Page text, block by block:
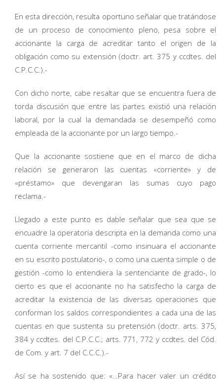
En esta dirección, resulta oportuno señalar que tratándose
de un proceso de conocimiento pleno, pesa sobre el
accionante la carga de acreditar tanto el origen de la
obligación como su extensión (doctr. art. 375 y ccdtes. del
C.P.C.C.).-
Con dicho norte, cabe resaltar que se encuentra fuera de
torda discusión que entre las partes existió una relación
laboral, por la cual la demandada se desempeñó como
empleada de la accionante por un largo tiempo.-
Que la accionante sostiene que en el marco de dicha
relación se generaron las cuentas «corriente» y de
«préstamo» que devengaran las sumas cuyo pago
reclama.-
Llegado a este punto es dable señalar que sea que se
encuadre la operatoria descripta en la demanda como una
cuenta corriente mercantil -como insinuara el accionante
en su escrito postulatorio-, o como una cuenta simple o de
gestión -como lo entendiera la sentenciante de grado-, lo
cierto es que el accionante no ha satisfecho la carga de
acreditar la existencia de las diversas operaciones que
conforman los saldos correspondientes a cada una de las
cuentas en que sustenta su pretensión (doctr. arts. 375,
384 y ccdtes. del C.P.C.C.; arts. 771, 772 y ccdtes. del Cód.
de Com. y art. 7 del C.C.C.).-
Así se ha sostenido que: «…Para hacer valer un crédito